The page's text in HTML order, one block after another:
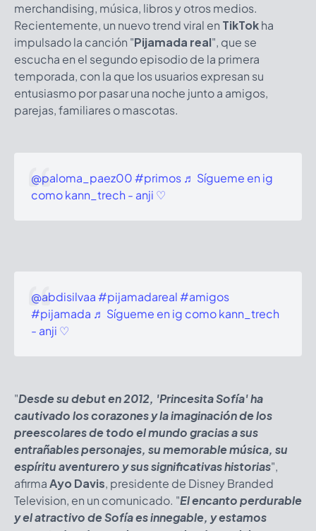
merchandising, música, libros y otros medios.
Recientemente, un nuevo trend viral en TikTokha
impulsado la canción "Pijamada real", que se
escucha en el segundo episodio de la primera
temporada, con la que los usuarios expresan su
entusiasmo por pasar una noche junto a amigos,
parejas, familiares o mascotas.
@paloma_paez00#primos ♬ Sígueme en ig
como kann_trech - anji ♡
@abdisilvaa#pijamadareal#amigos
#pijamada ♬ Sígueme en ig como kann_trech
- anji ♡
"Desde su debut en 2012, 'Princesita Sofía' ha
cautivado los corazones y la imaginación de los
preescolares de todo el mundo gracias a sus
entrañables personajes, su memorable música, su
espíritu aventurero y sus significativas historias",
afirmaAyo Davis, presidente de Disney Branded
Television, en un comunicado. "El encanto perdurable
y el atractivo de Sofía es innegable, y estamos